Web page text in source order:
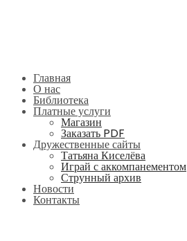
Главная
О нас
Библиотека
Платные услуги
Магазин
Заказать PDF
Дружественные сайты
Татьяна Киселёва
Играй с аккомпанементом
Струнный архив
Новости
Контакты